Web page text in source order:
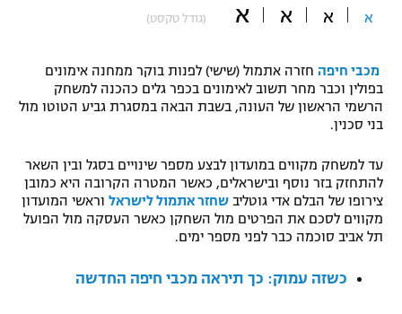
"מחצית בשכונה" – פודקאסט
משתתפים וזוכים בפרסים
תקנון עבור פעילות אלקטרה
תקנון עבור פעילות ספורט 1 – "מרלן"
גיימינג E-Sports
ספורט מוטורי
כדורמים
פוטבול אמריקאי NFL
בייסבול MLB
א א א א (גודל טקסט)
מכבי חיפה חזרה אתמול (שישי) לפנות בוקר ממחנה אימונים
בפולין וכבר מחר תשוב לאימונים בכפר גלים כהכנה למשחק
הרשמי הראשון של העונה, בשבת הבאה במסגרת גביע הטוטו מול
בני סכנין.
עד למשחק מקווים במועדון לבצע מספר שינויים בסגל ובין השאר
להתחזק בזר נוסף ובישראלים, כאשר המטרה הקרובה היא כמובן
צירופו של הבלם אדי גוטליב שחזר אתמול לישראל וראשי המועדון
מקווים לסכם את הפרטים מול השחקן כאשר העסקה מול הפועל
תל אביב סוכמה כבר לפני מספר ימים.
כשזה עמוק: כך תיראה מכבי חיפה החדשה